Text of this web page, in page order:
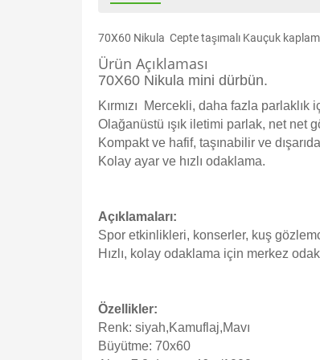
70X60 Nikula Cepte taşımalı Kauçuk
Ürün Açıklaması
70X60 Nikula mini dürbün.
Kırmızı Mercekli, daha fazla parlaklık
Olağanüstü ışık iletimi parlak, net net
Kompakt ve hafif, taşınabilir ve
Kolay ayar ve hızlı odaklama.
Açıklamaları:
Spor etkinlikleri, konserler, kuş
Hızlı, kolay odaklama için merkez
Özellikler:
Renk: siyah,Kamuflaj,Mavı
Büyütme: 70x60